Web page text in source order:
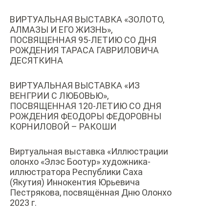
ВИРТУАЛЬНАЯ ВЫСТАВКА «ЗОЛОТО,
АЛМАЗЫ И ЕГО ЖИЗНЬ»,
ПОСВЯЩЕННАЯ 95-ЛЕТИЮ СО ДНЯ
РОЖДЕНИЯ ТАРАСА ГАВРИЛОВИЧА
ДЕСЯТКИНА
ВИРТУАЛЬНАЯ ВЫСТАВКА «ИЗ
ВЕНГРИИ С ЛЮБОВЬЮ»,
ПОСВЯЩЕННАЯ 120-ЛЕТИЮ СО ДНЯ
РОЖДЕНИЯ ФЕОДОРЫ ФЕДОРОВНЫ
КОРНИЛОВОЙ – РАКОШИ
Виртуальная выставка «Иллюстрации
олонхо «Элэс Боотур» художника-
иллюстратора Республики Саха
(Якутия) Иннокентия Юрьевича
Пестрякова, посвящённая Дню Олонхо
2023 г.